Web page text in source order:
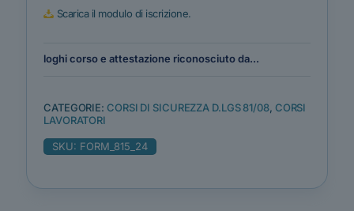
Scarica il modulo di iscrizione.
loghi corso e attestazione riconosciuto da...
CATEGORIE: CORSI DI SICUREZZA D.LGS 81/08, CORSI
LAVORATORI
SKU: FORM_815_24